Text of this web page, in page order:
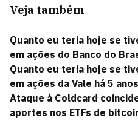
Veja também
Quanto eu teria hoje se
em ações do Banco do
Quanto eu teria hoje se
em ações da Vale há 5
Ataque à Coldcard
aportes nos ETFs de